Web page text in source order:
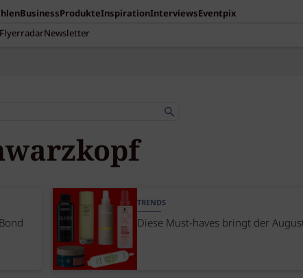
BusinessProdukteInspirationInterviewsEventpix
FlyerradarNewsletter
TRENDS
Diese Must-haves bringt der